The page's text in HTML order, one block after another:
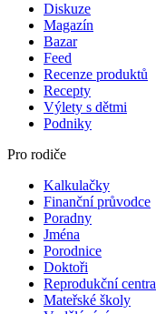
Diskuze
Magazín
Bazar
Feed
Recenze produktů
Recepty
Výlety s dětmi
Podniky
Pro rodiče
Kalkulačky
Finanční průvodce
Poradny
Jména
Porodnice
Doktoři
Reprodukční centra
Mateřské školy